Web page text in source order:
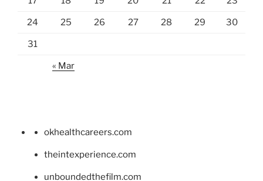
24 25 26 27 28 29 30
31
« Mar
okhealthcareers.com
theintexperience.com
unboundedthefilm.com